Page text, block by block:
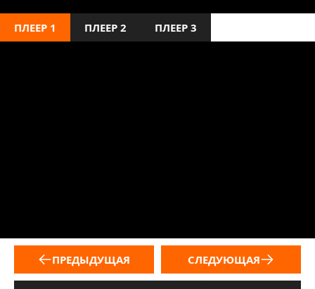
ПЛЕЕР 1 ПЛЕЕР 2 ПЛЕЕР 3
ПРЕДЫДУЩАЯ СЛЕДУЮЩАЯ